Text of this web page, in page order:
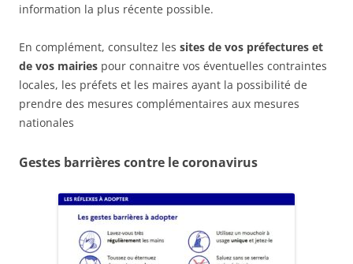
information la plus récente possible.
En complément, consultez les sites de vos préfectures et
de vos mairies pour connaitre vos éventuelles contraintes
locales, les préfets et les maires ayant la possibilité de
prendre des mesures complémentaires aux mesures
nationales
Gestes barrières contre le coronavirus